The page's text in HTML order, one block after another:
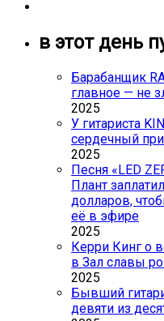
в этот день
Барабанщик
главное — не
2025
У гитариста
сердечный
2025
Песня «LED
Плант
долларов,
её в эфире
2025
Керри Кинг о
в Зал славы
2025
Бывший
девяти из